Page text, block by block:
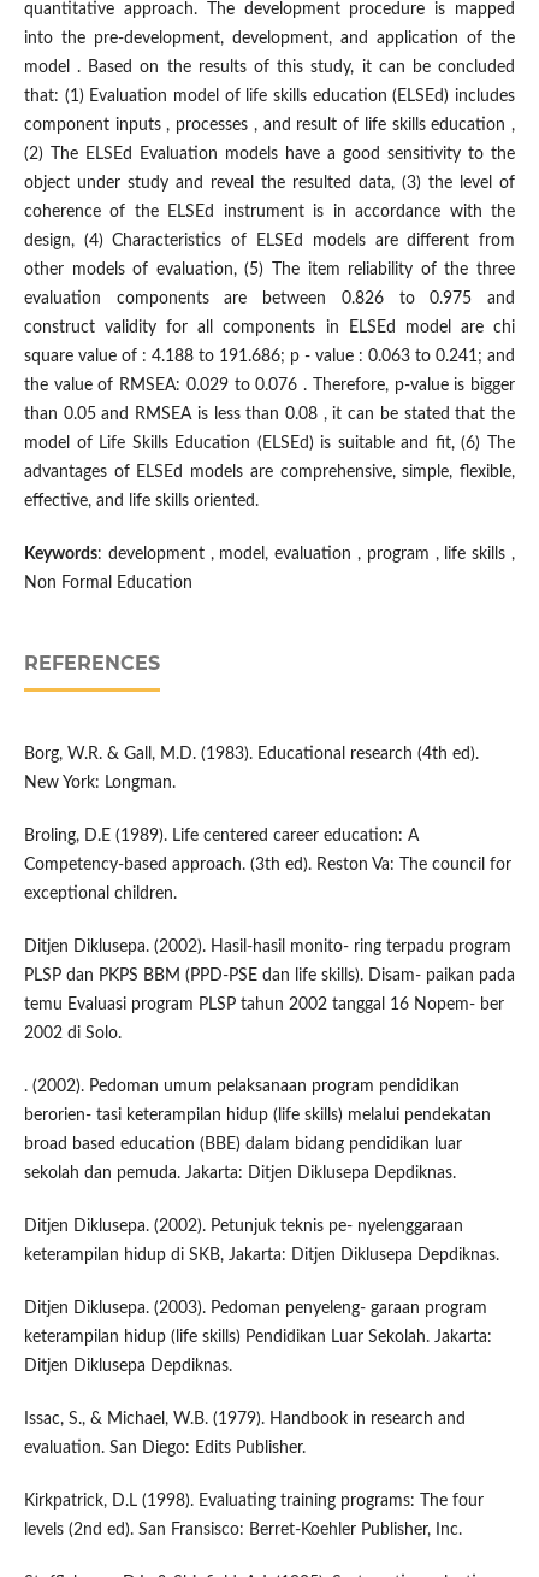
quantitative approach. The development procedure is mapped
into the pre-development, development, and application of the
model . Based on the results of this study, it can be concluded
that: (1) Evaluation model of life skills education (ELSEd) includes
component inputs , processes , and result of life skills education ,
(2) The ELSEd Evaluation models have a good sensitivity to the
object under study and reveal the resulted data, (3) the level of
coherence of the ELSEd instrument is in accordance with the
design, (4) Characteristics of ELSEd models are different from
other models of evaluation, (5) The item reliability of the three
evaluation components are between 0.826 to 0.975 and
construct validity for all components in ELSEd model are chi
square value of : 4.188 to 191.686; p - value : 0.063 to 0.241; and
the value of RMSEA: 0.029 to 0.076 . Therefore, p-value is bigger
than 0.05 and RMSEA is less than 0.08 , it can be stated that the
model of Life Skills Education (ELSEd) is suitable and fit, (6) The
advantages of ELSEd models are comprehensive, simple, flexible,
effective, and life skills oriented.
Keywords: development , model, evaluation , program , life skills ,
Non Formal Education
REFERENCES
Borg, W.R. & Gall, M.D. (1983). Educational research (4th ed).
New York: Longman.
Broling, D.E (1989). Life centered career education: A
Competency-based approach. (3th ed). Reston Va: The council for
exceptional children.
Ditjen Diklusepa. (2002). Hasil-hasil monito- ring terpadu program
PLSP dan PKPS BBM (PPD-PSE dan life skills). Disam- paikan pada
temu Evaluasi program PLSP tahun 2002 tanggal 16 Nopem- ber
2002 di Solo.
. (2002). Pedoman umum pelaksanaan program pendidikan
berorien- tasi keterampilan hidup (life skills) melalui pendekatan
broad based education (BBE) dalam bidang pendidikan luar
sekolah dan pemuda. Jakarta: Ditjen Diklusepa Depdiknas.
Ditjen Diklusepa. (2002). Petunjuk teknis pe- nyelenggaraan
keterampilan hidup di SKB, Jakarta: Ditjen Diklusepa Depdiknas.
Ditjen Diklusepa. (2003). Pedoman penyeleng- garaan program
keterampilan hidup (life skills) Pendidikan Luar Sekolah. Jakarta:
Ditjen Diklusepa Depdiknas.
Issac, S., & Michael, W.B. (1979). Handbook in research and
evaluation. San Diego: Edits Publisher.
Kirkpatrick, D.L (1998). Evaluating training programs: The four
levels (2nd ed). San Fransisco: Berret-Koehler Publisher, Inc.